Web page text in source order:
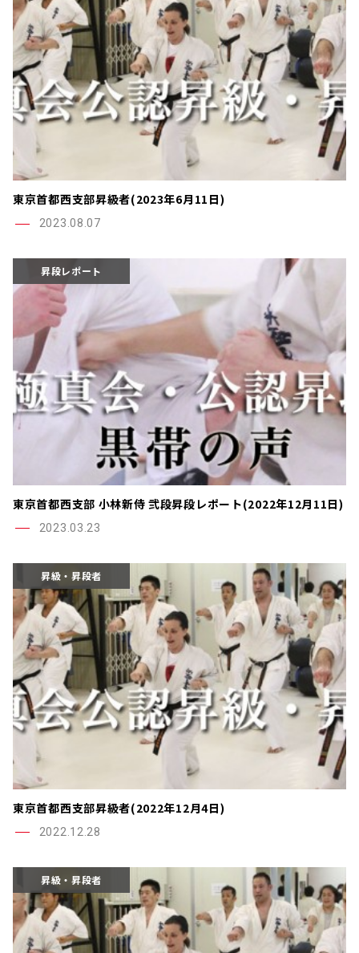
東京首都西支部昇級者(2023年6月11日)
2023.08.07
昇段レポート
東京首都西支部 小林新侍 弐段昇段レポート(2022年12月11日)
2023.03.23
昇級・昇段者
東京首都西支部昇級者(2022年12月4日)
2022.12.28
昇級・昇段者